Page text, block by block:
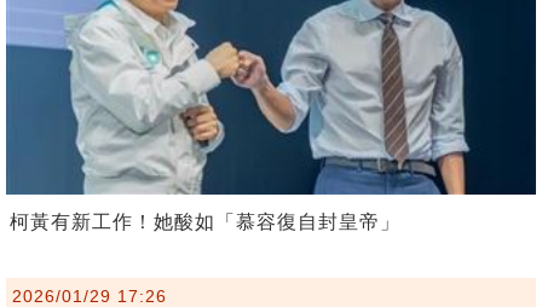
柯黃有新工作！她酸如「慕容復自封皇帝」
2026/01/29 17:26